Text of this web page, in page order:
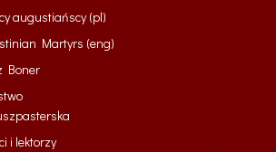
augustiańscy (pl)
Martyrs (eng)
Boner
i lektorzy